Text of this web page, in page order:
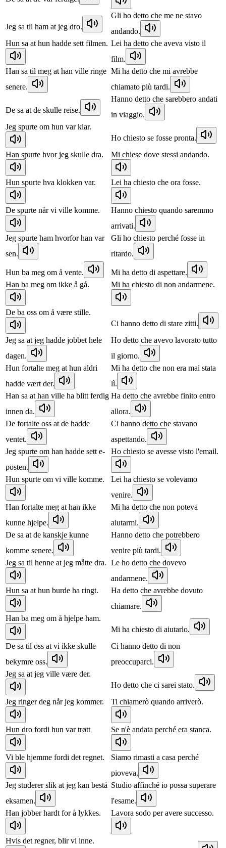
Jeg sa til ham at jeg dro.
Gli ho detto che me ne stavo
andando.
Hun sa at hun hadde sett filmen. Lei ha detto che aveva visto il
film.
Han sa til meg at han ville ringe
senere.
Mi ha detto che mi avrebbe
chiamato più tardi.
De sa at de skulle reise.
Hanno detto che sarebbero andati
in viaggio.
Jeg spurte om hun var klar.
Ho chiesto se fosse pronta.
Han spurte hvor jeg skulle dra.
Mi chiese dove stessi andando.
Hun spurte hva klokken var. Lei ha chiesto che ora fosse.
De spurte når vi ville komme.
Hanno chiesto quando saremmo
arrivati.
Jeg spurte ham hvorfor han var
sen.
Gli ho chiesto perché fosse in
ritardo.
Hun ba meg om å vente.
Mi ha detto di aspettare.
Han ba meg om ikke å gå.
Mi ha chiesto di non andarmene.
De ba oss om å være stille.
Ci hanno detto di stare zitti.
Jeg sa at jeg hadde jobbet hele
dagen.
Ho detto che avevo lavorato tutto
il giorno.
Hun fortalte meg at hun aldri
hadde vært der.
Mi ha detto che non era mai stata
lì.
Han sa at han ville ha blitt ferdig
innen da.
Ha detto che avrebbe finito entro
allora.
De fortalte oss at de hadde
ventet.
Ci hanno detto che stavano
aspettando.
Jeg spurte om han hadde sett e-
posten.
Ho chiesto se avesse visto l'email.
Hun spurte om vi ville komme.
Lei ha chiesto se volevamo
venire.
Han fortalte meg at han ikke
kunne hjelpe.
Mi ha detto che non poteva
aiutarmi.
De sa at de kanskje kunne
komme senere.
Hanno detto che potrebbero
venire più tardi.
Jeg sa til henne at jeg måtte dra. Le ho detto che dovevo
andarmene.
Hun sa at hun burde ha ringt.
Ha detto che avrebbe dovuto
chiamare.
Han ba meg om å hjelpe ham.
Mi ha chiesto di aiutarlo.
De sa til oss at vi ikke skulle
bekymre oss.
Ci hanno detto di non
preoccuparci.
Jeg sa at jeg ville være der.
Ho detto che ci sarei stato.
Jeg ringer deg når jeg kommer.
Ti chiamerò quando arriverò.
Hun dro fordi hun var trøtt Se n'è andata perché era stanca.
Vi ble hjemme fordi det regnet.
Siamo rimasti a casa perché
pioveva.
Jeg studerer slik at jeg kan bestå
eksamen.
Studio affinché io possa superare
l'esame.
Han jobber hardt for å lykkes.
Lavora sodo per avere successo.
Hvis det regner, blir vi inne.